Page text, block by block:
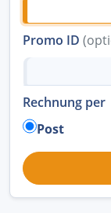
Promo ID
Rechnung per
Post